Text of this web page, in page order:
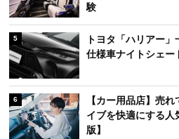
験
5
トヨタ「ハリアー
仕様車ナイトシェー
6
【カー用品店】売
イブを快適にする人
版】